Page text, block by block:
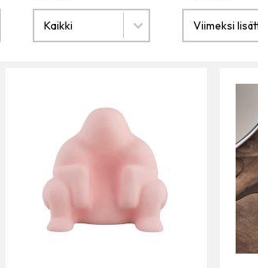
BRANDI
Brandi
JÄRJESTÄ
Järjestä